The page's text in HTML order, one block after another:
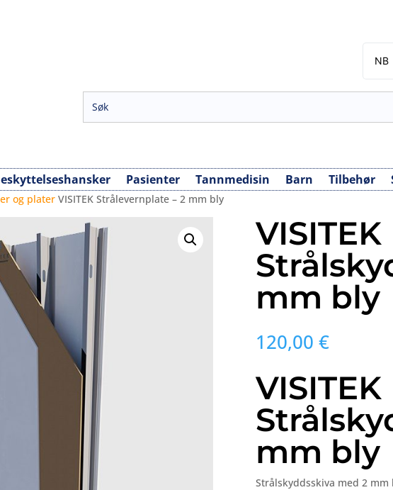
NB
EN
SV
Pasienter Tannmedisin Barn Tilbehør
og plater VISITEK Strålevernplate – 2 mm bly
VISITEK
mm bly
120,00 €
VISITEK
mm bly
Strålskyddsskiva med 2 mm